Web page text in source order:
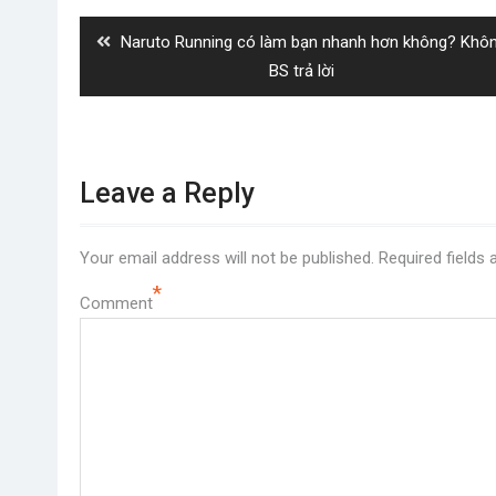
Previous
Naruto Running có làm bạn nhanh hơn không?
BS trả lời
Leave a Reply
Your email address will not be published. Required fields
Comment*